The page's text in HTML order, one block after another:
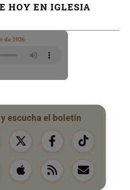
HOY EN IGLESIA
de 2026
escucha el boletín